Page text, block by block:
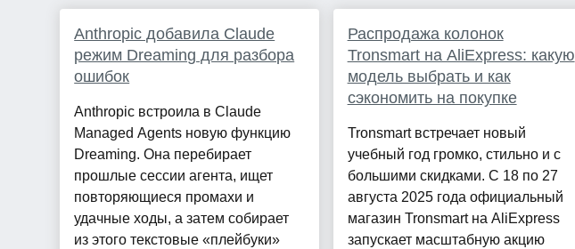
Anthropic добавила Claude
режим Dreaming для разбора
ошибок
Anthropic встроила в Claude
Managed Agents новую функцию
Dreaming. Она перебирает
прошлые сессии агента, ищет
повторяющиеся промахи и
удачные ходы, а затем собирает
из этого текстовые «плейбуки»
Распродажа колонок
Tronsmart на AliExpress: какую
модель выбрать и как
сэкономить на покупке
Tronsmart встречает новый
учебный год громко, стильно и с
большими скидками. С 18 по 27
августа 2025 года официальный
магазин Tronsmart на AliExpress
запускает масштабную акцию